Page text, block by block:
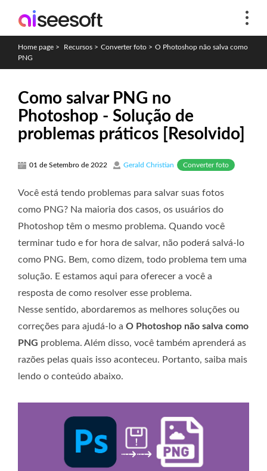
Home page > Recursos > Converter foto > O Photoshop não salva como
PNG
Como salvar PNG no
Photoshop - Solução de
problemas práticos [Resolvido]
01 de Setembro de 2022 Gerald Christian Converter foto
Você está tendo problemas para salvar suas fotos
como PNG? Na maioria dos casos, os usuários do
Photoshop têm o mesmo problema. Quando você
terminar tudo e for hora de salvar, não poderá salvá-lo
como PNG. Bem, como dizem, todo problema tem uma
solução. E estamos aqui para oferecer a você a
resposta de como resolver esse problema.
Nesse sentido, abordaremos as melhores soluções ou
correções para ajudá-lo a O Photoshop não salva como
PNG problema. Além disso, você também aprenderá as
razões pelas quais isso aconteceu. Portanto, saiba mais
lendo o conteúdo abaixo.